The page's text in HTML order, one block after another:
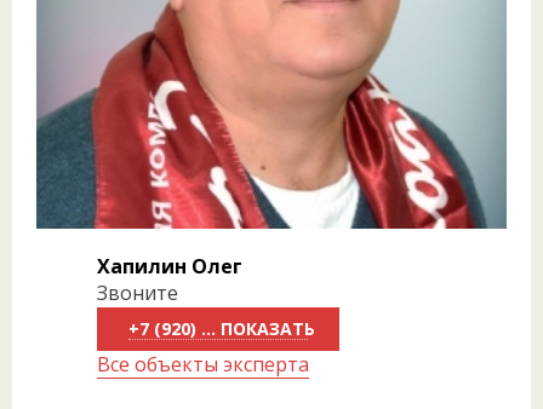
Хапилин Олег
Звоните
+7 (920) 818-81-50
Все объекты эксперта